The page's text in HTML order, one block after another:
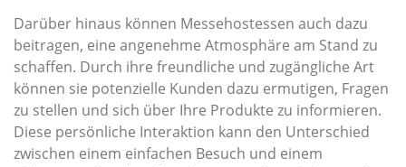
Darüber hinaus können Messehostessen auch dazu
beitragen, eine angenehme Atmosphäre am Stand zu
schaffen. Durch ihre freundliche und zugängliche Art
können sie potenzielle Kunden dazu ermutigen, Fragen
zu stellen und sich über Ihre Produkte zu informieren.
Diese persönliche Interaktion kann den Unterschied
zwischen einem einfachen Besuch und einem